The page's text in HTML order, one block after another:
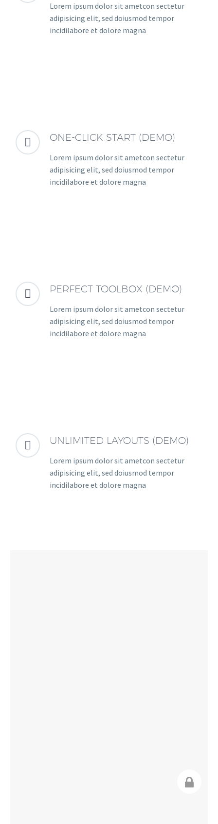
Lorem ipsum dolor sit ametcon sectetur
adipisicing elit, sed doiusmod tempor
incidilabore et dolore magna

 ONE-CLICK START (DEMO)
Lorem ipsum dolor sit ametcon sectetur
adipisicing elit, sed doiusmod tempor
incidilabore et dolore magna

 PERFECT TOOLBOX (DEMO)
Lorem ipsum dolor sit ametcon sectetur
adipisicing elit, sed doiusmod tempor
incidilabore et dolore magna

 UNLIMITED LAYOUTS (DEMO)
Lorem ipsum dolor sit ametcon sectetur
adipisicing elit, sed doiusmod tempor
incidilabore et dolore magna